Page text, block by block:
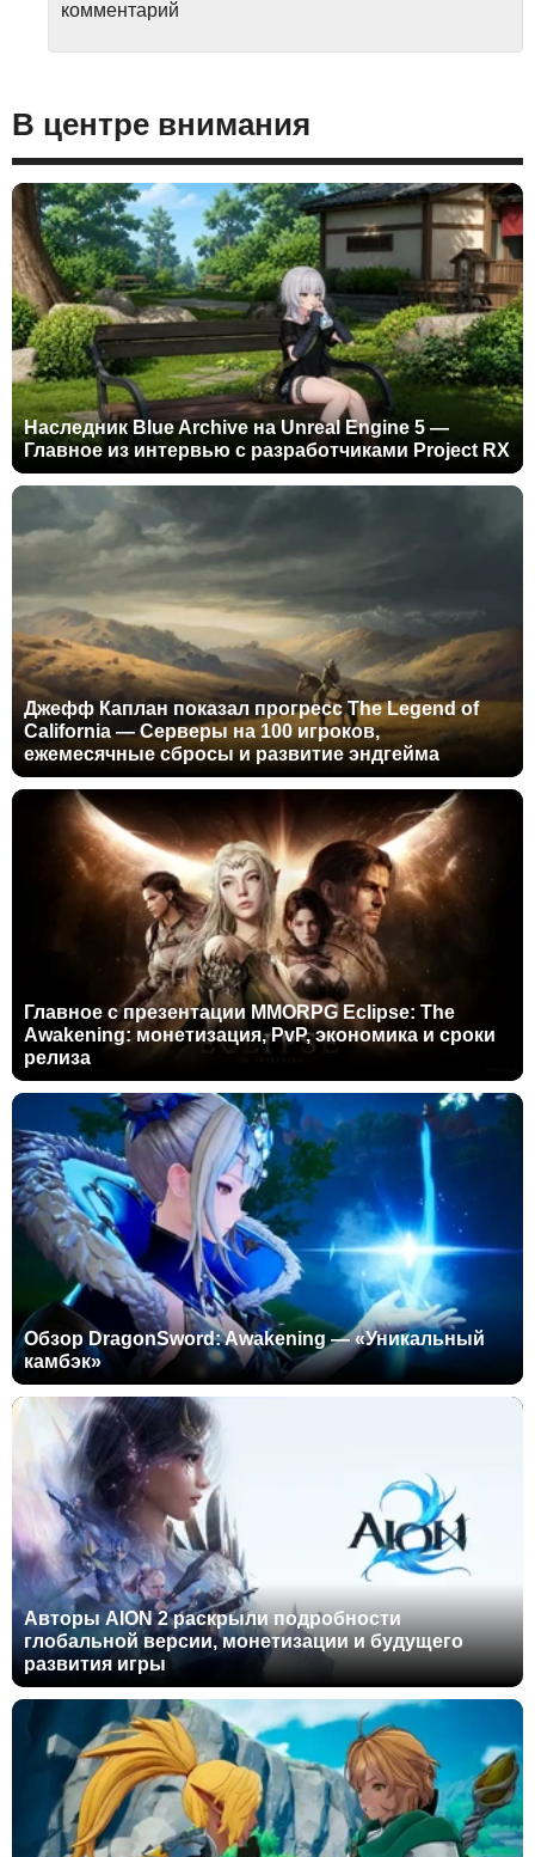
комментарий
В центре внимания
Наследник Blue Archive на Unreal Engine 5 —
Главное из интервью с разработчиками Project RX
Джефф Каплан показал прогресс The Legend of
California — Серверы на 100 игроков,
ежемесячные сбросы и развитие эндгейма
Главное с презентации MMORPG Eclipse: The
Awakening: монетизация, PvP, экономика и сроки
релиза
Обзор DragonSword: Awakening — «Уникальный
камбэк»
Авторы AION 2 раскрыли подробности
глобальной версии, монетизации и будущего
развития игры